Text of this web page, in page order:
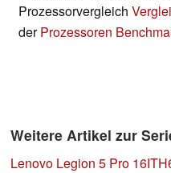
Prozessorvergleich
derProzessoren
Weitere Artikel zur
Lenovo Legion 5 Pro